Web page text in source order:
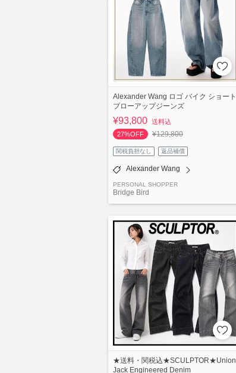
Alexander Wang ロゴ バイク ショート
ブローアップジーンズ
¥93,800 送料込
27%OFF
¥129,800
関税負担なし 返品補償
Alexander Wang
PERSONAL SHOPPER
Bridge Bird
★送料・関税込★SCULPTOR★Union
Jack Engineered Denim